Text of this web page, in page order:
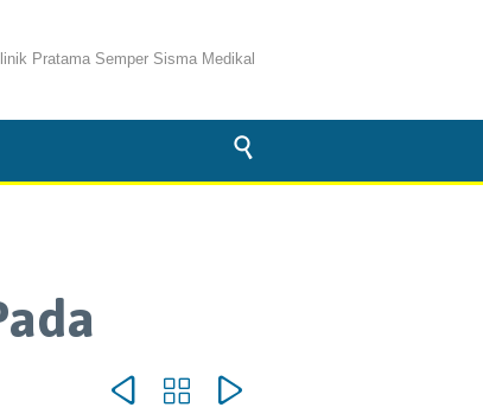
Pratama Semper Sisma Medikal

  